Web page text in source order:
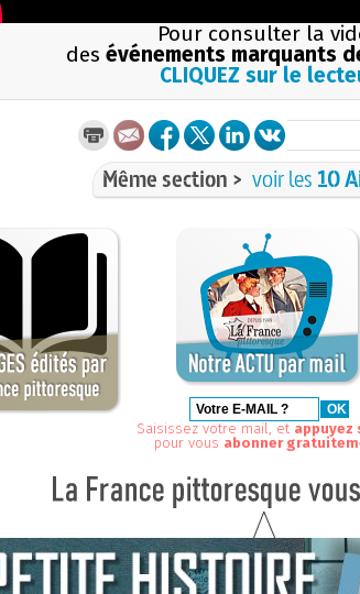
Pour consulter la
des événements marquants
CLIQUEZ sur le
Même section > voir les 10
Saisissez votre mail, et appuyez
pour vous abonner